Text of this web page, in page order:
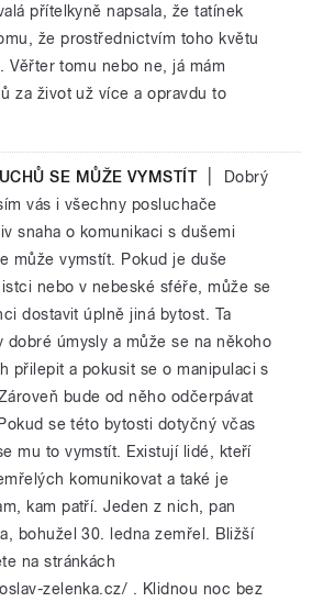
přítelkyně napsala, že tatínek
že prostřednictvím toho květu
Věřter tomu nebo ne, já mám
za život už více a opravdu to
SE MŮŽE VYMSTÍT
Dobrý
vás i všechny posluchače
snaha o komunikaci s dušemi
může vymstít. Pokud je duše
nebo v nebeské sféře, může se
dostavit úplně jiná bytost. Ta
dobré úmysly a může se na někoho
přilepit a pokusit se o manipulaci s
bude od něho odčerpávat
se této bytosti dotyčný včas
mu to vymstít. Existují lidé, kteří
komunikovat a také je
kam patří. Jeden z nich, pan
bohužel 30. ledna zemřel. Bližší
na stránkách
zelenka.cz/ . Klidnou noc bez